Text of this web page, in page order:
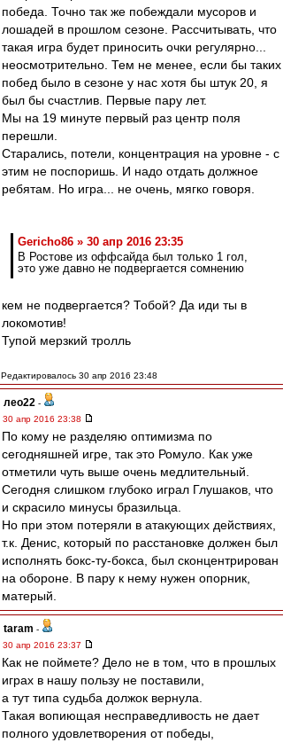
победа. Точно так же побеждали мусоров и
лошадей в прошлом сезоне. Рассчитывать, что
такая игра будет приносить очки регулярно...
неосмотрительно. Тем не менее, если бы таких
побед было в сезоне у нас хотя бы штук 20, я
был бы счастлив. Первые пару лет.
Мы на 19 минуте первый раз центр поля
перешли.
Старались, потели, концентрация на уровне - с
этим не поспоришь. И надо отдать должное
ребятам. Но игра... не очень, мягко говоря.
Gericho86 » 30 апр 2016 23:35
В Ростове из оффсайда был только 1 гол,
это уже давно не подвергается сомнению
кем не подвергается? Тобой? Да иди ты в
локомотив!
Тупой мерзкий тролль
Редактировалось 30 апр 2016 23:48
лео22 -
30 апр 2016 23:38
По кому не разделяю оптимизма по
сегодняшней игре, так это Ромуло. Как уже
отметили чуть выше очень медлительный.
Сегодня слишком глубоко играл Глушаков, что
и скрасило минусы бразильца.
Но при этом потеряли в атакующих действиях,
т.к. Денис, который по расстановке должен был
исполнять бокс-ту-бокса, был сконцентрирован
на обороне. В пару к нему нужен опорник,
матерый.
taram -
30 апр 2016 23:37
Как не поймете? Дело не в том, что в прошлых
играх в нашу пользу не поставили,
а тут типа судьба должок вернула.
Такая вопиющая несправедливость не дает
полного удовлетворения от победы,